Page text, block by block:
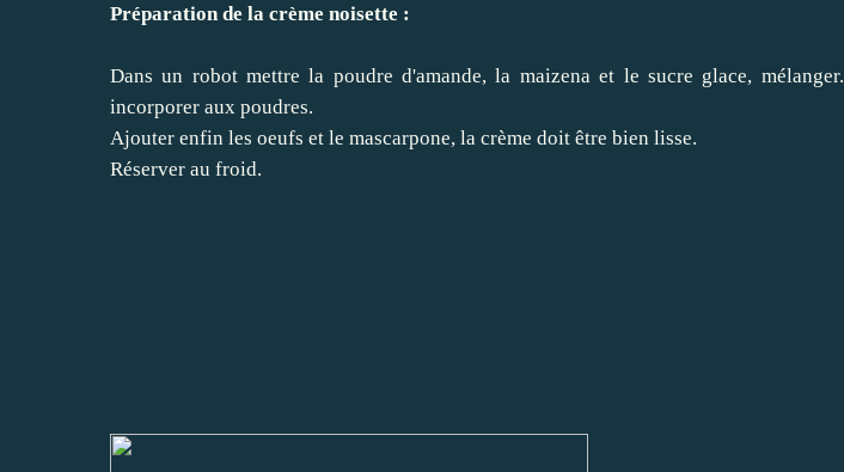
Préparation de la crème noisette :
Dans un robot mettre la poudre d'amande, la maizena et le sucre glace,
incorporer aux poudres.
Ajouter enfin les oeufs et le mascarpone, la crème doit être bien lisse.
Réserver au froid.